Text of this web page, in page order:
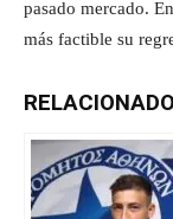
pasado mercado.
más factible su